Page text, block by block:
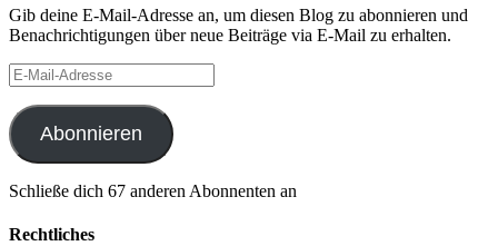
Gib deine E-Mail-Adresse an, um diesen Blog zu abonnieren und
Benachrichtigungen über neue Beiträge via E-Mail zu erhalten.
E-
Mail-
Adresse
Abonnieren
Schließe dich 67 anderen Abonnenten an
Rechtliches